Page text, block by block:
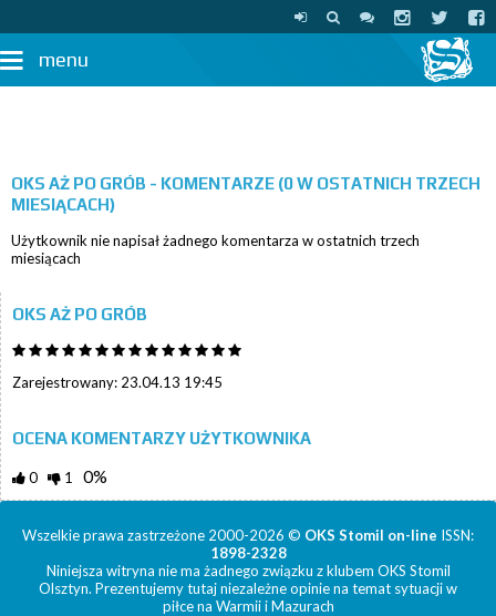
menu
OKS AŻ PO GRÓB - KOMENTARZE (0 W OSTATNICH TRZECH
MIESIĄCACH)
Użytkownik nie napisał żadnego komentarza w ostatnich trzech
miesiącach
OKS AŻ PO GRÓB
Zarejestrowany: 23.04.13 19:45
OCENA KOMENTARZY UŻYTKOWNIKA
0 1 0%
Wszelkie prawa zastrzeżone 2000-2026 © OKS Stomil on-line ISSN:
1898-2328
Niniejsza witryna nie ma żadnego związku z klubem OKS Stomil
Olsztyn. Prezentujemy tutaj niezależne opinie na temat sytuacji w
piłce na Warmii i Mazurach